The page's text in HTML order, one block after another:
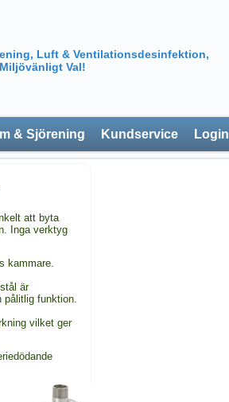
Luft & Ventilationsdesinfektion,
Val!
& Sjörening Kundservice Login
att byta
Inga verktyg
kammare.
är
pålitlig funktion.
vilket ger